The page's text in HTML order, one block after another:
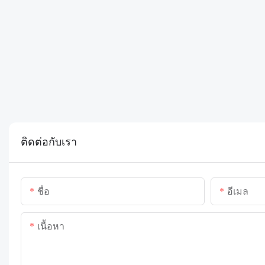
ติดต่อกับเรา
ชื่อ อีเมล
เนื้อหา